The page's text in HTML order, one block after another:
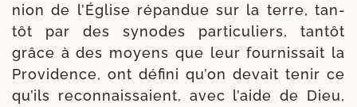
nion de l’Église répan­due sur la terre, tan­
tôt par des synodes par­ti­cu­liers, tan­tôt
grâce à des moyens que leur four­nis­sait la
Providence, ont défi­ni qu’on devait tenir ce
qu’ils recon­nais­saient, avec l’aide de Dieu,